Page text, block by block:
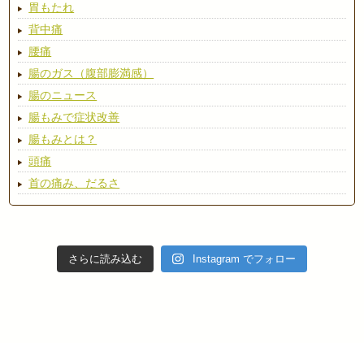
胃もたれ
背中痛
腰痛
腸のガス（腹部膨満感）
腸のニュース
腸もみで症状改善
腸もみとは？
頭痛
首の痛み、だるさ
さらに読み込む Instagram でフォロー